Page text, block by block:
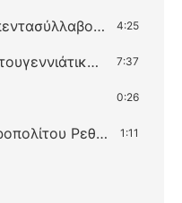
Δογματικό δεκαπεντασύλλαβο θεοτοκίο της εορτής των Χριστουγέννων Τήν πύλην, κόρη, τῆς Ἐδέμ έκλεισεν ἡ προμήτωρ, ήχος α΄ 4:25
Συναυλία με Χριστουγεννιάτικους ύμνους και συνθέσεις ψαλτών/δασκάλων που πέρασαν από τα Χανιά 7:37
0:26
Πολυχρόνιο Μητροπολίτου Ρεθύμνης και Αυλοποτάμου κου Θεοδώρου 1:11